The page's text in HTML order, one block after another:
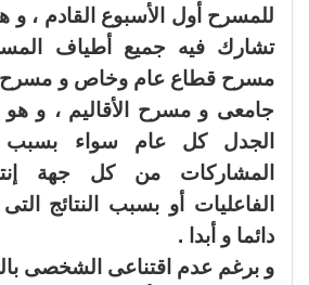
للمسرح أول الأسبوع القادم ، و
تشارك فيه جميع أطياف
مسرح قطاع عام وخاص و
جامعى و مسرح الأقاليم ، و
الجدل كل عام سواء بسبب
المشاركات من كل جهة
الفاعليات أو بسبب النتائج
دائما و أبدا .
و برغم عدم اقتناعى الشخصى